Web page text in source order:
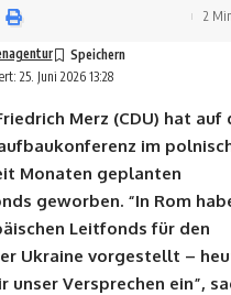
25. Juni 2026 13:28
2
Merz (CDU) hat auf
im
Monaten geplanten
geworben. “In Rom
Leitfonds für den
Ukraine vorgestellt –
unser Versprechen ein”,